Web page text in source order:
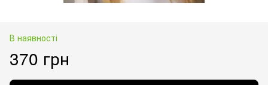
В наявності
370 грн